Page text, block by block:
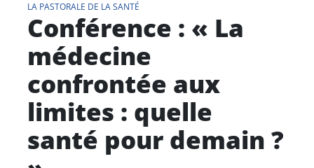
LA PASTORALE DE LA SANTÉ
Conférence : « La
médecine
confrontée aux
limites : quelle
santé pour demain ?